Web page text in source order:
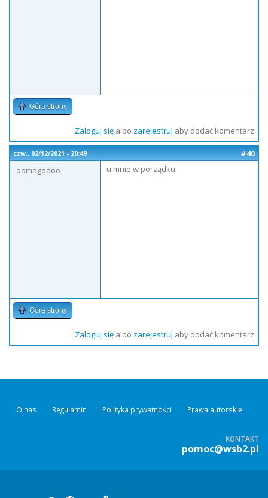
Góra strony
Zaloguj sięalbo zarejestruj aby dodać komentarz
czw., 02/12/2021 - 20:49
#40
oomagdaoo
u mnie w porządku
Góra strony
Zaloguj sięalbo zarejestruj aby dodać komentarz
O nas Regulamin Polityka prywatności Prawa autorskie
KONTAKT
pomoc@wsb2.pl